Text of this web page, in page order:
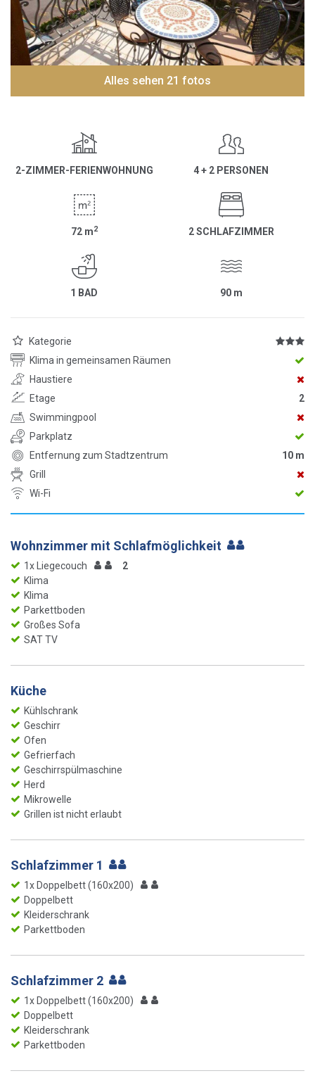
Alles sehen 21 fotos
2-ZIMMER-FERIENWOHNUNG 4 + 2 PERSONEN
72 m2 2 SCHLAFZIMMER
1 BAD 90 m
Kategorie
Klima in gemeinsamen Räumen
Haustiere
Etage
2
Swimmingpool
Parkplatz
Entfernung zum Stadtzentrum
10 m
Grill
Wi-Fi
Wohnzimmer mit Schlafmöglichkeit
1x Liegecouch
2
Klima
Klima
Parkettboden
Großes Sofa
SAT TV
Küche
Kühlschrank
Geschirr
Ofen
Gefrierfach
Geschirrspülmaschine
Herd
Mikrowelle
Grillen ist nicht erlaubt
Schlafzimmer 1
1x Doppelbett (160x200)
Doppelbett
Kleiderschrank
Parkettboden
Schlafzimmer 2
1x Doppelbett (160x200)
Doppelbett
Kleiderschrank
Parkettboden